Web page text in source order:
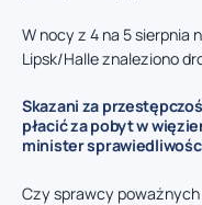
W nocy z 4 na 5 sierpnia
Lipsk/Halle znaleziono
Skazani za
płacić za pobyt w
minister
Czy sprawcy